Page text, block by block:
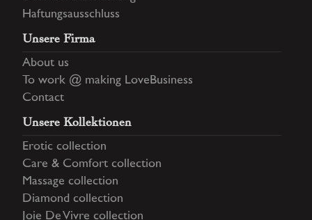
Haftungsausschluss
Unsere Firma
About us
To work @ making LoveBusiness
Contact
Unsere Kollektionen
Erotic collection
Care & Comfort collection
Massage collection
Diamond collection
Joie De Vivre collection